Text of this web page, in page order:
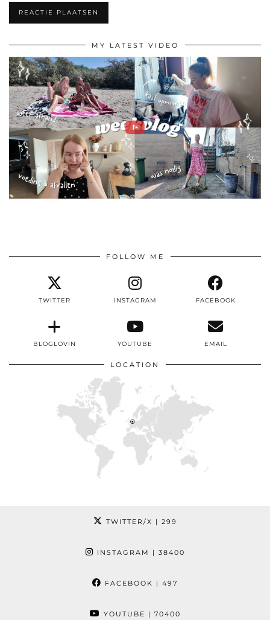
MY LATEST VIDEO
FOLLOW ME
TWITTER INSTAGRAM FACEBOOK
BLOGLOVIN YOUTUBE EMAIL
LOCATION
TWITTER/X | 299
INSTAGRAM | 38400
FACEBOOK | 497
YOUTUBE | 70400